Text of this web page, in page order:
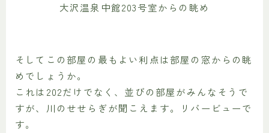
大沢温泉中館203号室からの眺め
そしてこの部屋の最もよい利点は部屋の窓からの眺
めでしょうか。
これは202だけでなく、並びの部屋がみんなそうで
すが、川のせせらぎが聞こえます。リバービューで
す。